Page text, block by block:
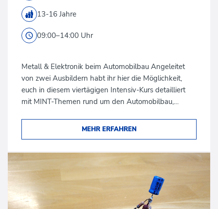
13-16 Jahre
09:00–14:00 Uhr
Metall & Elektronik beim Automobilbau Angeleitet
von zwei Ausbildern habt ihr hier die Möglichkeit,
euch in diesem viertägigen Intensiv-Kurs detailliert
mit MINT-Themen rund um den Automobilbau,…
MEHR ERFAHREN